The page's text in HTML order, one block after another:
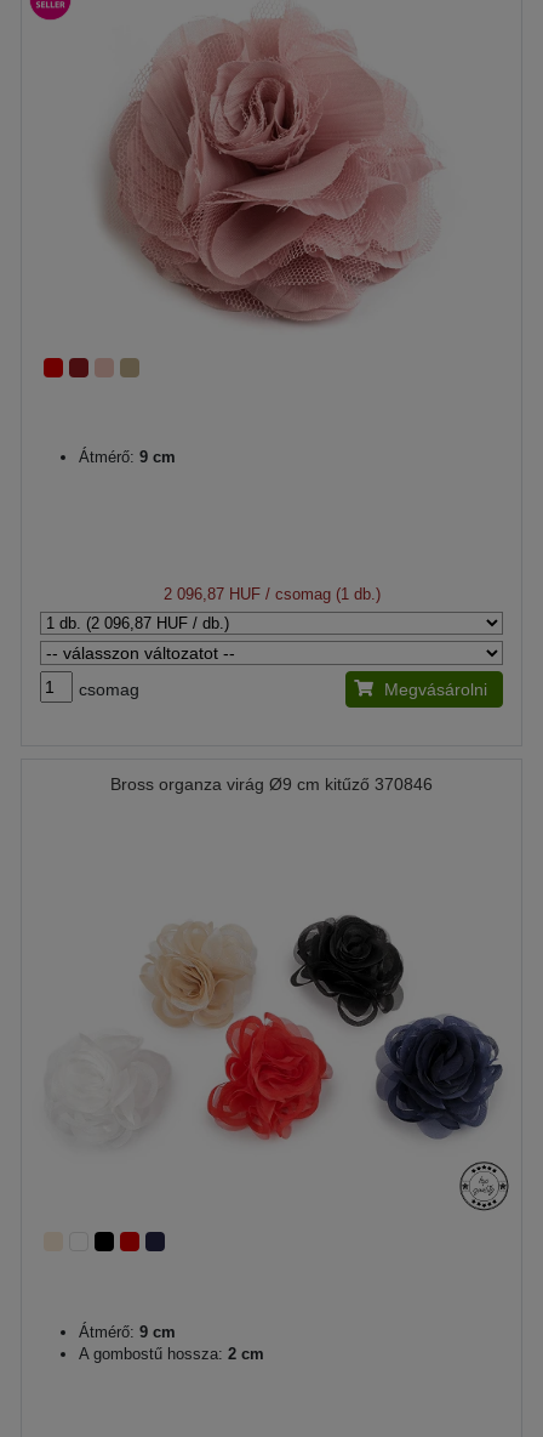
Átmérő: 9 cm
2 096,87 HUF/ csomag (1 db.)
csomag Megvásárolni
Bross organza virág Ø9 cm kitűző 370846
Átmérő: 9 cm
A gombostű hossza: 2 cm